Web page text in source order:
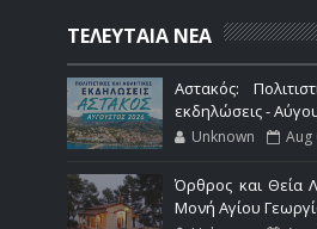
ΤΕΛΕΥΤΑΙΑ ΝΕΑ
Αστακός:
εκδηλώσεις -
Unknown Aug
Όρθρος και Θεία
Μονή Αγίου